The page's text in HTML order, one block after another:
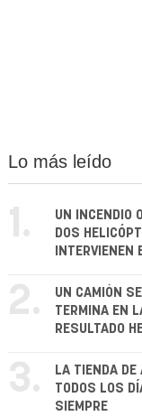
Lo más leído
1.
UN INCENDIO
DOS
INTERVIENEN
2.
UN CAMIÓN
TERMINA EN
RESULTADO
3.
LA TIENDA DE
TODOS LOS
SIEMPRE